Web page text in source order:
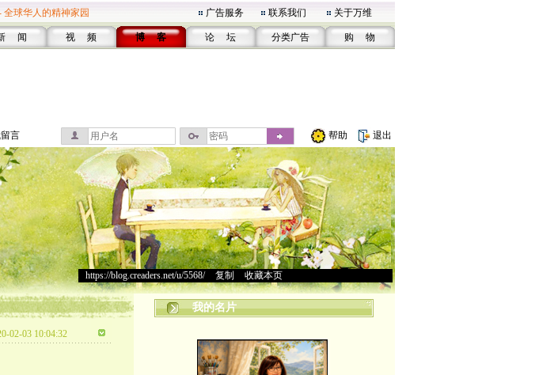
全球华人的精神家园 广告服务 联系我们 关于万维
闻 视 频 博 客 论 坛 分类广告 购 物
言 帮助 退出
https://blog.creaders.net/u/5568/> 复制 收藏本页
02-03 10:04:32
我的名片